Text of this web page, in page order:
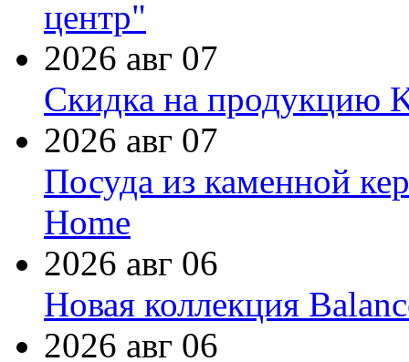
центр"
2026 авг 07
Скидка на продукцию
2026 авг 07
Посуда из каменной
Home
2026 авг 06
Новая коллекция
2026 авг 06